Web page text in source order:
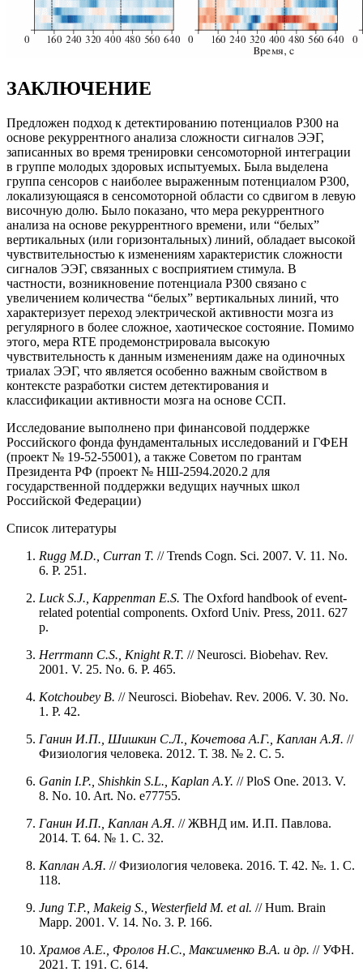
ЗАКЛЮЧЕНИЕ
Предложен подход к детектированию потенциалов P300 на
основе рекуррентного анализа сложности сигналов ЭЭГ,
записанных во время тренировки сенсомоторной интеграции
в группе молодых здоровых испытуемых. Была выделена
группа сенсоров с наиболее выраженным потенциалом P300,
локализующаяся в сенсомоторной области со сдвигом в левую
височную долю. Было показано, что мера рекуррентного
анализа на основе рекуррентного времени, или “белых”
вертикальных (или горизонтальных) линий, обладает высокой
чувствительностью к изменениям характеристик сложности
сигналов ЭЭГ, связанных с восприятием стимула. В
частности, возникновение потенциала P300 связано с
увеличением количества “белых” вертикальных линий, что
характеризует переход электрической активности мозга из
регулярного в более сложное, хаотическое состояние. Помимо
этого, мера RTE продемонстрировала высокую
чувствительность к данным изменениям даже на одиночных
триалах ЭЭГ, что является особенно важным свойством в
контексте разработки систем детектирования и
классификации активности мозга на основе ССП.
Исследование выполнено при финансовой поддержке
Российского фонда фундаментальных исследований и ГФЕН
(проект № 19-52-55001), а также Советом по грантам
Президента РФ (проект № НШ-2594.2020.2 для
государственной поддержки ведущих научных школ
Российской Федерации)
Список литературы
Rugg M.D., Curran T. // Trends Cogn. Sci. 2007. V. 11. No.
6. P. 251.
Luck S.J., Kappenman E.S. The Oxford handbook of event-
related potential components. Oxford Univ. Press, 2011. 627
p.
Herrmann C.S., Knight R.T. // Neurosci. Biobehav. Rev.
2001. V. 25. No. 6. P. 465.
Kotchoubey B. // Neurosci. Biobehav. Rev. 2006. V. 30. No.
1. P. 42.
Ганин И.П., Шишкин C.Л., Кочетова А.Г., Каплан А.Я. //
Физиология человека. 2012. Т. 38. № 2. С. 5.
Ganin I.P., Shishkin S.L., Kaplan A.Y. // PloS One. 2013. V.
8. No. 10. Art. No. e77755.
Ганин И.П., Каплан А.Я. // ЖВНД им. И.П. Павлова.
2014. Т. 64. № 1. С. 32.
Каплан А.Я. // Физиология человека. 2016. Т. 42. №. 1. С.
118.
Jung T.P., Makeig S., Westerfield M. et al. // Hum. Brain
Mapp. 2001. V. 14. No. 3. P. 166.
Храмов А.Е., Фролов Н.С., Максименко В.А. и др. // УФН.
2021. Т. 191. С. 614.